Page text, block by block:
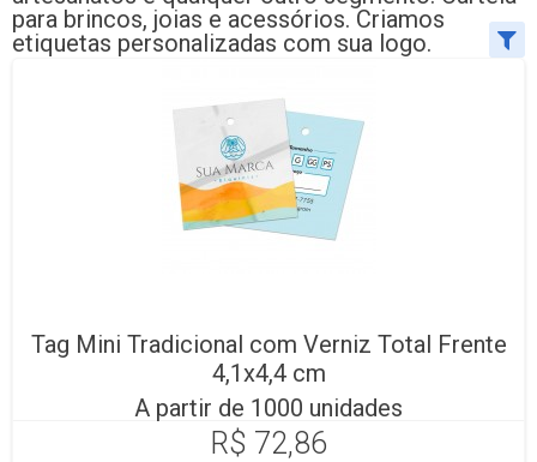
para brincos, joias e acessórios. Criamos
etiquetas personalizadas com sua logo.
Tag Mini Tradicional com Verniz Total Frente
4,1x4,4 cm
A partir de 1000 unidades
R$ 72,86